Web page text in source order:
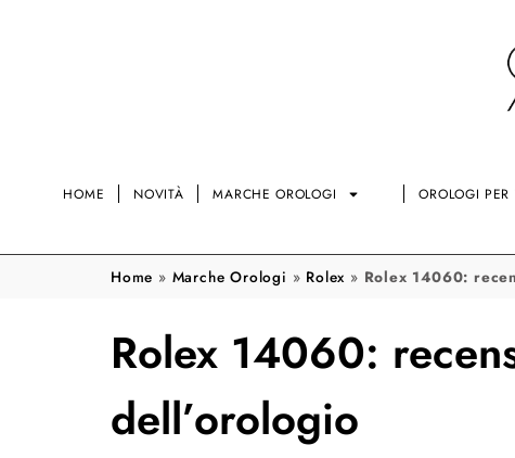
HOME NOVITÀ MARCHE OROLOGI OROLOGI PER
Home » Marche Orologi » Rolex » Rolex 14060:
Rolex 14060:
dell’orologio